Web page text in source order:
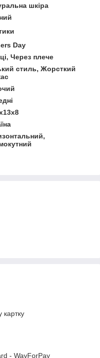
шкіра
Day
Через плече
стиль, Жорсткий
картку
- WayForPay